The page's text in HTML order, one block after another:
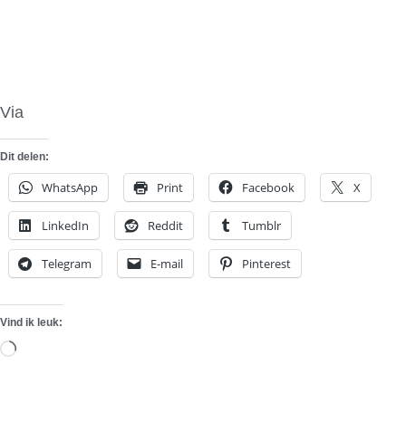
Via
Dit delen:
WhatsApp Print Facebook X
LinkedIn Reddit Tumblr
Telegram E-mail Pinterest
Vind ik leuk:
Aan